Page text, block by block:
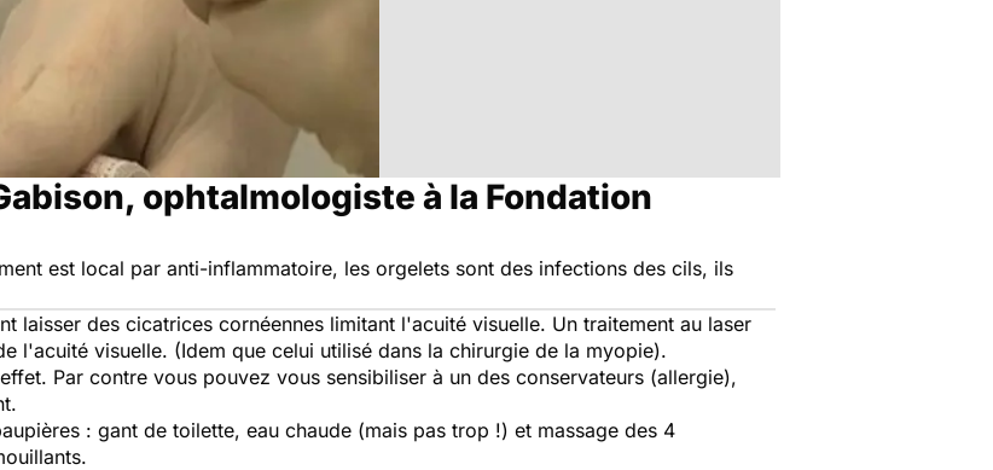
ophtalmologiste à la Fondation
est local par anti-inflammatoire, les orgelets sont des infections des cils, ils
laisser des cicatrices cornéennes limitant l'acuité visuelle. Un traitement au laser
l'acuité visuelle. (Idem que celui utilisé dans la chirurgie de la myopie).
Par contre vous pouvez vous sensibiliser à un des conservateurs (allergie),
: gant de toilette, eau chaude (mais pas trop !) et massage des 4